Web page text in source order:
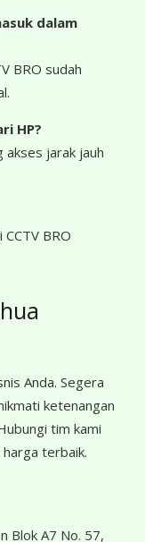
dalam
BRO sudah
HP?
akses jarak jauh
BRO
Anda. Segera
ketenangan
tim kami
terbaik.
Blok A7 No. 57,